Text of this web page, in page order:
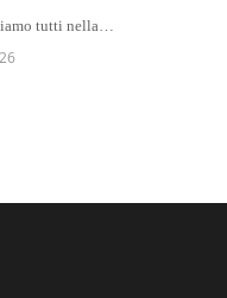
tutti nella…